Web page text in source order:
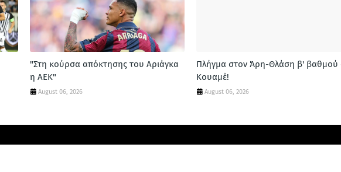
"Στη κούρσα απόκτησης του Αριάγκα
η ΑΕΚ"
August 06, 2026
Πλήγμα στον Άρη-Θλάση β' βαθμού
Κουαμέ!
August 06, 2026